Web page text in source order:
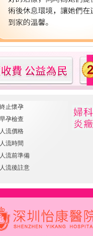
終止懷孕
早孕檢查
人流價格
人流時間
人流前準備
人流後註意